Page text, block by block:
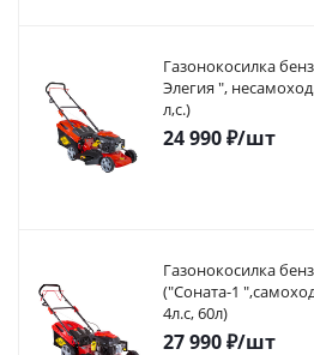
Газонокосилка
Элегия ",
л,с.)
24 990₽/шт
Газонокосилка
("Соната-1
4л.с, 60л)
27 990₽/шт